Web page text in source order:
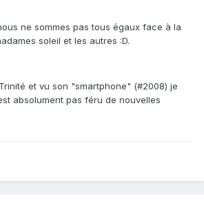
ne sommes pas tous égaux face à la
soleil et les autres :D.
et vu son "smartphone" (#2008) je
absolument pas féru de nouvelles